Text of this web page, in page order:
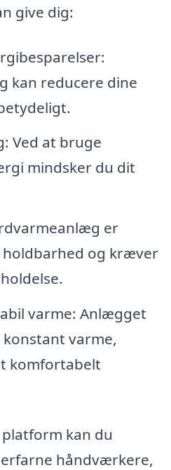
give dig:
kan reducere dine
Ved at bruge
mindsker du dit
er
og kræver
varme: Anlægget
varme,
komfortabelt
kan du
håndværkere,